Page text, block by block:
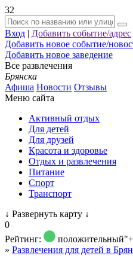
32
Вход | Добавить событие/адрес
Добавить новое событие/
Добавить новое заведение
Все развлечения
Брянска
Афиша Новости Отзывы
Меню сайта
Активный отдых
Для детей
Для друзей
Красота и здоровье
Отдых и развлечения
Питание
Спорт
Транспорт
↓ Развернуть карту ↓
0
Рейтинг:
положительный
» Развлечения для детей в